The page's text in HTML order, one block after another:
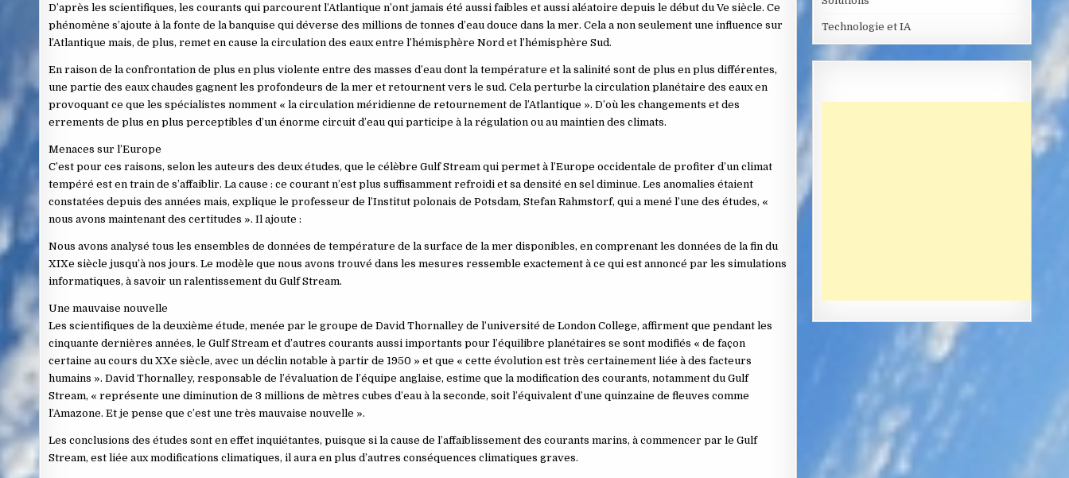
D’après les scientifiques, les courants qui parcourent l’Atlantique n’ont jamais été aussi faibles et aussi aléatoire depuis le début du Ve siècle. Ce
phénomène s’ajoute à la fonte de la banquise qui déverse des millions de tonnes d’eau douce dans la mer. Cela a non seulement une influence sur
l’Atlantique mais, de plus, remet en cause la circulation des eaux entre l’hémisphère Nord et l’hémisphère Sud.
En raison de la confrontation de plus en plus violente entre des masses d’eau dont la température et la salinité sont de plus en plus différentes,
une partie des eaux chaudes gagnent les profondeurs de la mer et retournent vers le sud. Cela perturbe la circulation planétaire des eaux en
provoquant ce que les spécialistes nomment « la circulation méridienne de retournement de l’Atlantique ». D’où les changements et des
errements de plus en plus perceptibles d’un énorme circuit d’eau qui participe à la régulation ou au maintien des climats.
Menaces sur l’Europe
C’est pour ces raisons, selon les auteurs des deux études, que le célèbre Gulf Stream qui permet à l’Europe occidentale de profiter d’un climat
tempéré est en train de s’affaiblir. La cause : ce courant n’est plus suffisamment refroidi et sa densité en sel diminue. Les anomalies étaient
constatées depuis des années mais, explique le professeur de l’Institut polonais de Potsdam, Stefan Rahmstorf, qui a mené l’une des études, «
nous avons maintenant des certitudes ». Il ajoute :
Nous avons analysé tous les ensembles de données de température de la surface de la mer disponibles, en comprenant les données de la fin du
XIXe siècle jusqu’à nos jours. Le modèle que nous avons trouvé dans les mesures ressemble exactement à ce qui est annoncé par les simulations
informatiques, à savoir un ralentissement du Gulf Stream.
Une mauvaise nouvelle
Les scientifiques de la deuxième étude, menée par le groupe de David Thornalley de l’université de London College, affirment que pendant les
cinquante dernières années, le Gulf Stream et d’autres courants aussi importants pour l’équilibre planétaires se sont modifiés « de façon
certaine au cours du XXe siècle, avec un déclin notable à partir de 1950 » et que « cette évolution est très certainement liée à des facteurs
humains ». David Thornalley, responsable de l’évaluation de l’équipe anglaise, estime que la modification des courants, notamment du Gulf
Stream, « représente une diminution de 3 millions de mètres cubes d’eau à la seconde, soit l’équivalent d’une quinzaine de fleuves comme
l’Amazone. Et je pense que c’est une très mauvaise nouvelle ».
Les conclusions des études sont en effet inquiétantes, puisque si la cause de l’affaiblissement des courants marins, à commencer par le Gulf
Stream, est liée aux modifications climatiques, il aura en plus d’autres conséquences climatiques graves.
Technologie et IA